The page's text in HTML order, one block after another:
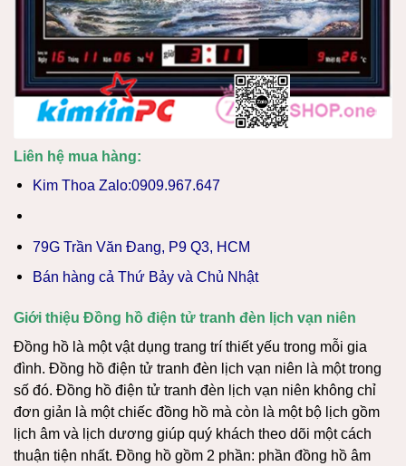
Liên hệ mua hàng:
Kim Thoa Zalo:0909.967.647
79G Trần Văn Đang, P9 Q3, HCM
Bán hàng cả Thứ Bảy và Chủ Nhật
Giới thiệu Đồng hồ điện tử tranh đèn lịch vạn niên
Đồng hồ là một vật dụng trang trí thiết yếu trong mỗi gia
đình. Đồng hồ điện tử tranh đèn lịch vạn niên là một trong
số đó. Đồng hồ điện tử tranh đèn lịch vạn niên không chỉ
đơn giản là một chiếc đồng hồ mà còn là một bộ lịch gồm
lịch âm và lịch dương giúp quý khách theo dõi một cách
thuận tiện nhất. Đồng hồ gồm 2 phần: phần đồng hồ âm